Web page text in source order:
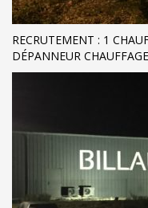
RECRUTEMENT : 1
DÉPANNEUR CHAUFFAGE